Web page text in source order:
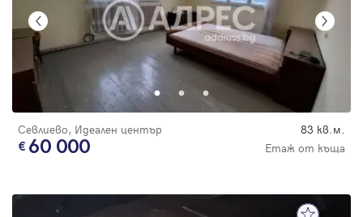
Севлиево, Идеален център 83 кв.м.
60 000 Етаж от къща